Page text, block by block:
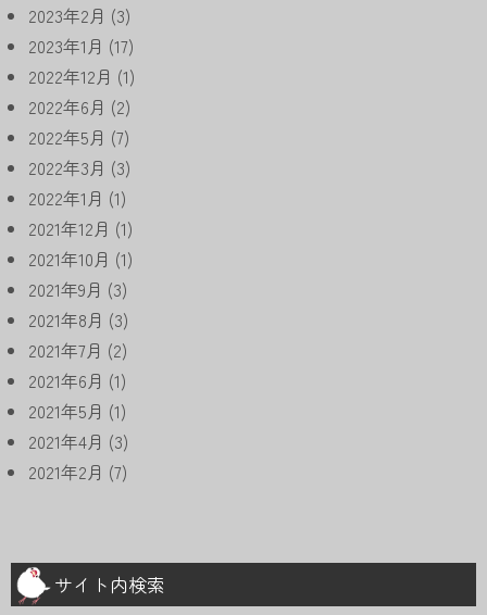
2023年2月 (3)
2023年1月 (17)
2022年12月 (1)
2022年6月 (2)
2022年5月 (7)
2022年3月 (3)
2022年1月 (1)
2021年12月 (1)
2021年10月 (1)
2021年9月 (3)
2021年8月 (3)
2021年7月 (2)
2021年6月 (1)
2021年5月 (1)
2021年4月 (3)
2021年2月 (7)
サイト内検索